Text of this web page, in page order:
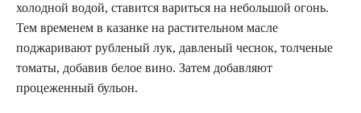
холодной водой, ставится вариться на небольшой огонь.
Тем временем в казанке на растительном масле
поджаривают рубленый лук, давленый чеснок, толченые
томаты, добавив белое вино. Затем добавляют
процеженный бульон.